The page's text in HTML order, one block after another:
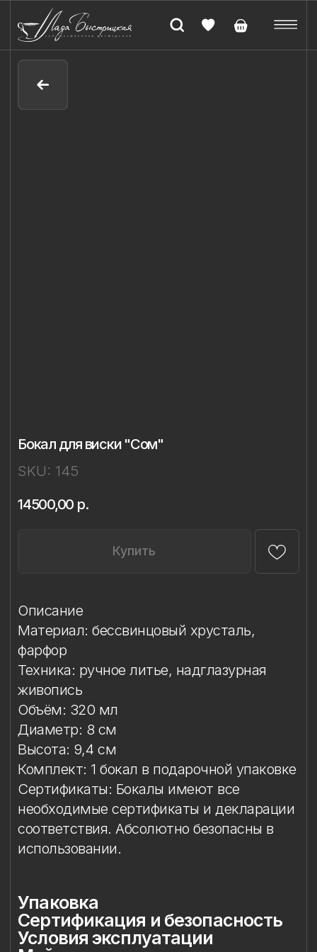
Материал: бессвинцовый хрусталь,
Комплект: 1 бокал в подарочной упаковке
Сертификаты: Бокалы имеют все
необходимые сертификаты и декларации
соответствия. Абсолютно безопасны в
использовании.
Упаковка
Сертификация и безопасность
Условия эксплуатации
Мойка
Защита от повреждений
Особое внимание к
фарфоровому элементу
Упаковка
в стоимость изделия.
безопасность
Изделие прошло необходимые
испытания и имеет сертификаты
соответствия. Бокал безопасен для
контакта с пищевыми продуктами,
пригоден для ежедневного